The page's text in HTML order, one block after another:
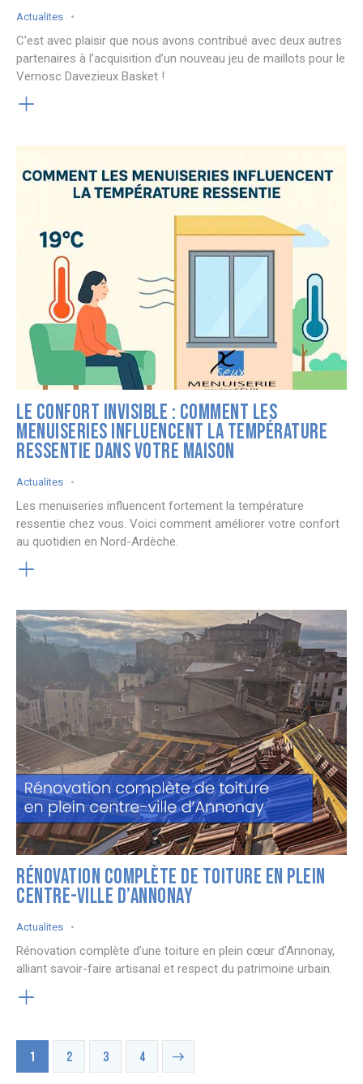
Actualites
C’est avec plaisir que nous avons contribué avec deux autres
partenaires à l’acquisition d’un nouveau jeu de maillots pour le
Vernosc Davezieux Basket !
LE CONFORT INVISIBLE : COMMENT LES
MENUISERIES INFLUENCENT LA TEMPÉRATURE
RESSENTIE DANS VOTRE MAISON
Actualites
Les menuiseries influencent fortement la température
ressentie chez vous. Voici comment améliorer votre confort
au quotidien en Nord-Ardèche.
RÉNOVATION COMPLÈTE DE TOITURE EN PLEIN
CENTRE-VILLE D’ANNONAY
Actualites
Rénovation complète d’une toiture en plein cœur d’Annonay,
alliant savoir-faire artisanal et respect du patrimoine urbain.
PAGINATION
DES
Page
1 Page
2 Page
3 Page
4